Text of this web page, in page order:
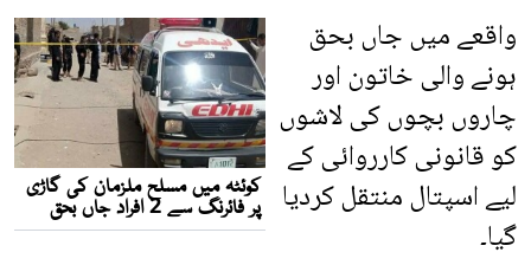
واقعے میں جاں بحق
ہونے والی خاتون اور
چاروں بچوں کی لاشوں
کو قانونی کارروائی کے
لیے اسپتال منتقل کردیا
گیا۔